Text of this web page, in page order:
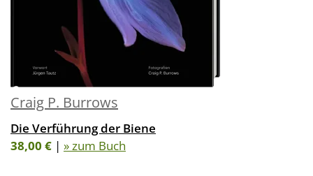
Craig P. Burrows
Die Verführung der Biene
38,00 € | » zum Buch